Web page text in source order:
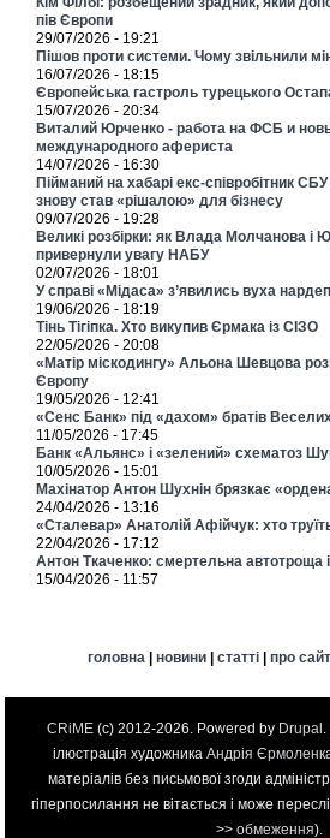
пів Європи
29/07/2026 - 19:21
Пішов проти системи. Чому звільнили
16/07/2026 - 18:15
Європейська гастроль турецького
15/07/2026 - 20:34
Виталий Юрченко - работа на ФСБ и
международного афериста
14/07/2026 - 16:30
Пійманий на хабарі екс-співробітник
знову став «рішалою» для бізнесу
09/07/2026 - 19:28
Великі розбірки: як Влада Молчанова і
привернули увагу НАБУ
02/07/2026 - 18:01
У справі «Мідаса» з’явились вуха
19/06/2026 - 18:19
Тінь Тігіпка. Хто викупив Єрмака із СІЗО
22/05/2026 - 20:08
«Матір міскодингу» Альона Шевцова
Європу
19/05/2026 - 12:41
«Сенс Банк» під «дахом» братів
11/05/2026 - 17:45
Банк «Альянс» і «зелений» схематоз
10/05/2026 - 15:01
Махінатор Антон Шухнін брязкає
24/04/2026 - 13:16
«Сталевар» Анатолій Афійчук: хто
22/04/2026 - 17:12
Антон Ткаченко: смертельна автотроща
15/04/2026 - 11:57
головна| новини| статті| про сайт
CRiME (c) 2012-2026. Powered by Drupal
ілюстрація художника Андрія
матеріалів без письмової згоди
гіперпосилання не вітається і може
>> обмеження).